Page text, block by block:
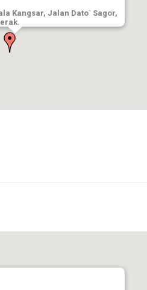
Kangsar, Jalan Dato` Sagor,